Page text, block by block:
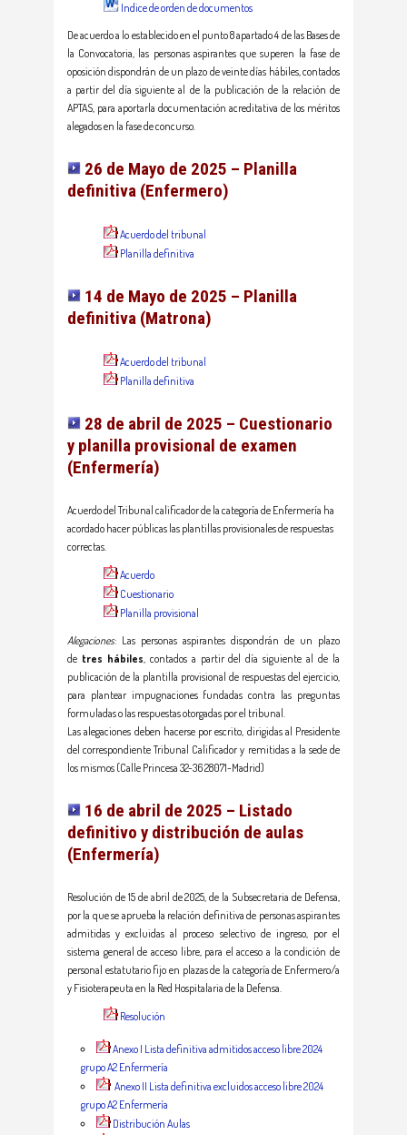
Indice de orden de documentos
De acuerdo a lo establecido en el punto 8 apartado 4 de las Bases de
la Convocatoria, las personas aspirantes que superen la fase de
oposición dispondrán de un plazo de veinte días hábiles, contados
a partir del día siguiente al de la publicación de la relación de
APTAS, para aportarla documentación acreditativa de los méritos
alegados en la fase de concurso.
26 de Mayo de 2025 – Planilla
definitiva (Enfermero)
Acuerdo del tribunal
Planilla definitiva
14 de Mayo de 2025 – Planilla
definitiva (Matrona)
Acuerdo del tribunal
Planilla definitiva
28 de abril de 2025 – Cuestionario
y planilla provisional de examen
(Enfermería)
Acuerdo del Tribunal calificador de la categoría de Enfermería ha
acordado hacer públicas las plantillas provisionales de respuestas
correctas.
Acuerdo
Cuestionario
Planilla provisional
Alegaciones: Las personas aspirantes dispondrán de un plazo
de tres hábiles, contados a partir del día siguiente al de la
publicación de la plantilla provisional de respuestas del ejercicio,
para plantear impugnaciones fundadas contra las preguntas
formuladas o las respuestas otorgadas por el tribunal.
Las alegaciones deben hacerse por escrito, dirigidas al Presidente
del correspondiente Tribunal Calificador y remitidas a la sede de
los mismos (Calle Princesa 32-36 28071-Madrid)
16 de abril de 2025 – Listado
definitivo y distribución de aulas
(Enfermería)
Resolución de 15 de abril de 2025, de la Subsecretaria de Defensa,
por la que se aprueba la relación definitiva de personas aspirantes
admitidas y excluidas al proceso selectivo de ingreso, por el
sistema general de acceso libre, para el acceso a la condición de
personal estatutario fijo en plazas de la categoría de Enfermero/a
y Fisioterapeuta en la Red Hospitalaria de la Defensa.
Resolución
Anexo I Lista definitiva admitidos acceso libre 2024
grupo A2 Enfermería
Anexo II Lista definitiva excluidos acceso libre 2024
grupo A2 Enfermería
Distribución Aulas